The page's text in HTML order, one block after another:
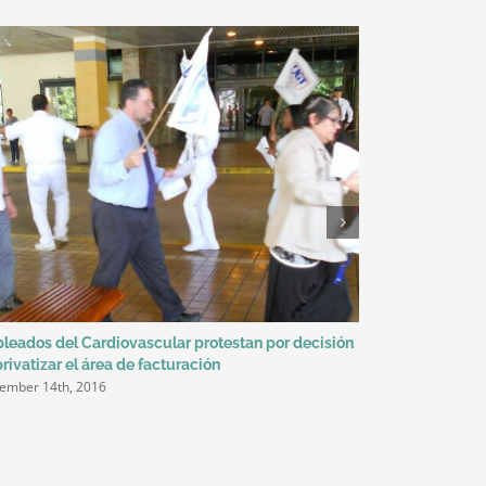
del Cardiovascular protestan por decisión
el área de facturación
14th, 2016